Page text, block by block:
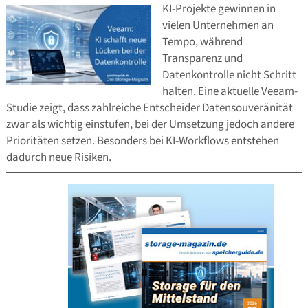
KI-Projekte gewinnen in
vielen Unternehmen an
Tempo, während
Transparenz und
Datenkontrolle nicht Schritt
halten. Eine aktuelle Veeam-
Studie zeigt, dass zahlreiche Entscheider Datensouveränität
zwar als wichtig einstufen, bei der Umsetzung jedoch andere
Prioritäten setzen. Besonders bei KI-Workflows entstehen
dadurch neue Risiken.